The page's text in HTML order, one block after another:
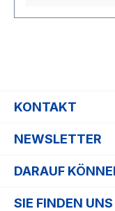
KONTAKT
NEWSLETTER
DARAUF
SIE FINDEN